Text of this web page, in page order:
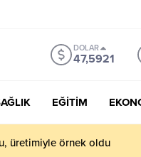
DOLAR
47,5921
EĞİTİM
üretimiyle örnek oldu